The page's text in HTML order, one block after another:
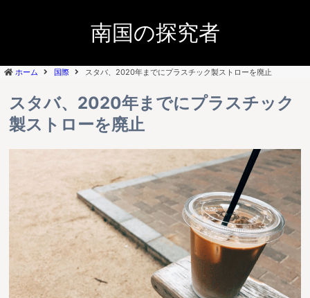
南国の探究者
ホーム 国際 スタバ、2020年までにプラスチック製ストローを廃止
スタバ、2020年までにプラスチック
製ストローを廃止